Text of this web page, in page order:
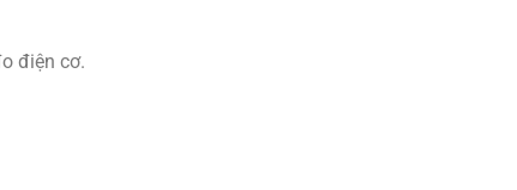
điện cơ.